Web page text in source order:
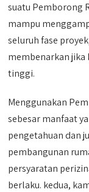
suatu Pemborong
mampu
seluruh fase
membenarkan jika
tinggi.
Menggunakan
sebesar manfaat
pengetahuan dan
pembangunan
persyaratan
berlaku. kedua,